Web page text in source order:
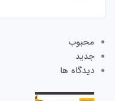
محبوب
جدید
دیدگاه ها